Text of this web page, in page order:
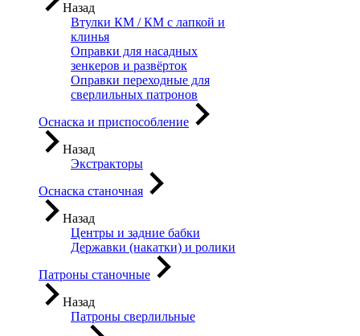
Назад
Втулки КМ / КМ с лапкой и
клинья
Оправки для насадных
зенкеров и развёрток
Оправки переходные для
сверлильных патронов
Оснаска и приспособление
Назад
Экстракторы
Оснаска станочная
Назад
Центры и задние бабки
Державки (накатки) и ролики
Патроны станочные
Назад
Патроны сверлильные